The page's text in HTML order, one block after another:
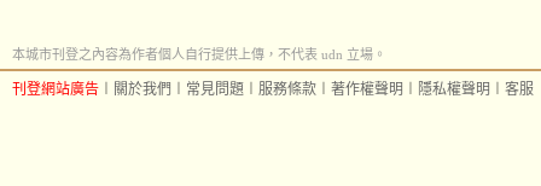
本城市刊登之內容為作者個人自行提供上傳，不代表 udn 立場。
刊登網站廣告 關於我們 常見問題 服務條款 著作權聲明 隱私權聲明 客服